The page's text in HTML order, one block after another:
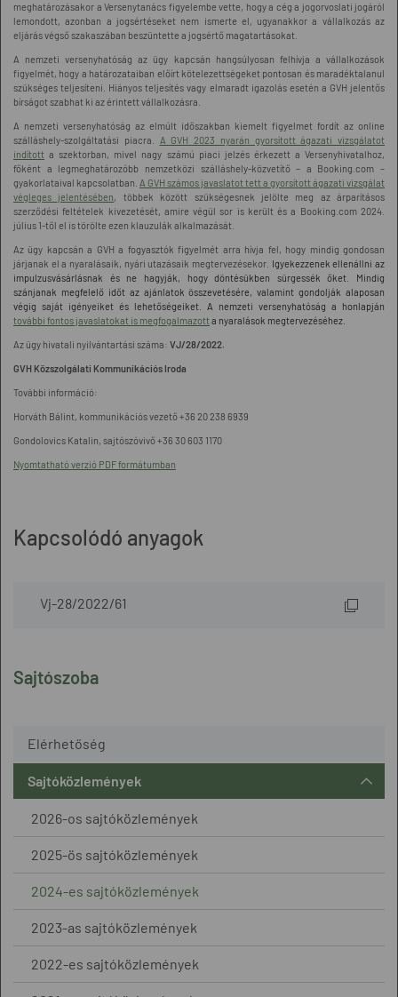
Sajtószoba
Elérhetőség
Sajtóközlemények
2026-os sajtóközlemények
2025-ös sajtóközlemények
2024-es sajtóközlemények
2023-as sajtóközlemények
2022-es sajtóközlemények
meghatározásakor a Versenytanács figyelembe vette, hogy a cég a jogorvoslati jogáról
lemondott, azonban a jogsértéseket nem ismerte el, ugyanakkor a vállalkozás az
eljárás végső szakaszában beszüntette a jogsértő magatartásokat.
A nemzeti versenyhatóság az ügy kapcsán hangsúlyosan felhívja a vállalkozások
figyelmét, hogy a határozataiban előírt kötelezettségeket pontosan és maradéktalanul
szükséges teljesíteni. Hiányos teljesítés vagy elmaradt igazolás esetén a GVH jelentős
bírságot szabhat ki az érintett vállalkozásra.
A nemzeti versenyhatóság az elmúlt időszakban kiemelt figyelmet fordít az online
szálláshely-szolgáltatási piacra.
A GVH 2023 nyarán gyorsított ágazati vizsgálatot
indított a szektorban, mivel nagy számú piaci jelzés érkezett a Versenyhivatalhoz,
főként a legmeghatározóbb nemzetközi szálláshely-közvetítő – a Booking.com –
gyakorlataival kapcsolatban. A GVH számos javaslatot tett a gyorsított ágazati vizsgálat
végleges jelentésében, többek között szükségesnek jelölte meg az árparításos
szerződési feltételek kivezetését, amire végül sor is került és a Booking.com 2024.
július 1-től el is törölte ezen klauzulák alkalmazását.
Az ügy kapcsán a GVH a fogyasztók figyelmét arra hívja fel, hogy mindig gondosan
járjanak el a nyaralásaik, nyári utazásaik megtervezésekor. Igyekezzenek ellenállni az
impulzusvásárlásnak és ne hagyják, hogy döntésükben sürgessék őket. Mindig
szánjanak megfelelő időt az ajánlatok összevetésére, valamint gondolják alaposan
végig saját igényeiket és lehetőségeiket. A nemzeti versenyhatóság a honlapján
további fontos javaslatokat is megfogalmazotta nyaralások megtervezéséhez.
Az ügy hivatali nyilvántartási száma: VJ/28/2022.
GVH Közszolgálati Kommunikációs Iroda
További információ:
Horváth Bálint, kommunikációs vezető +36 20 238 6939
Gondolovics Katalin, sajtószóvivő +36 30 603 1170
Nyomtatható verzió PDF formátumban
Kapcsolódó anyagok
Vj-28/2022/61